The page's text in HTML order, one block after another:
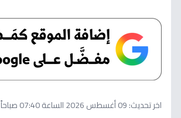
اخر تحديث:09 أغسطس 2026 الساعة 07:40 صباحاً